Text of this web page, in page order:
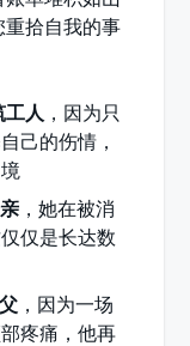
重拾自我的事
工人 ，因为只
己的伤情，
，她在被消
仅是长达数
，因为一场
疼痛，他再